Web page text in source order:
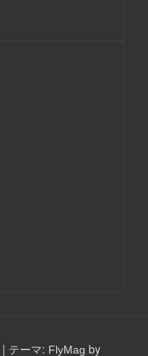
| テーマ: FlyMag by